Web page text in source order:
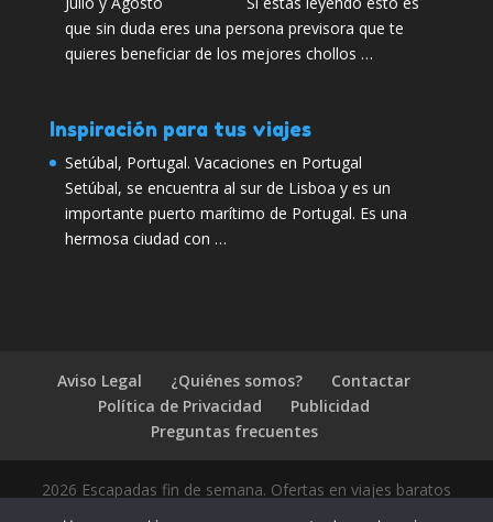
que sin duda eres una persona previsora que te
quieres beneficiar de los mejores chollos …
Inspiración para tus viajes
Setúbal, Portugal. Vacaciones en Portugal
Setúbal, se encuentra al sur de Lisboa y es un
importante puerto marítimo de Portugal. Es una
hermosa ciudad con …
Aviso Legal ¿Quiénes somos?
Contactar
Política de Privacidad
Publicidad
Preguntas frecuentes
2026 Escapadas fin de semana. Ofertas en viajes baratos